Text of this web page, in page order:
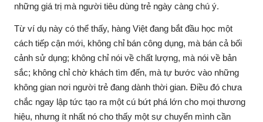
những giá trị mà người tiêu dùng trẻ ngày càng chú ý.
Từ ví dụ này có thể thấy, hàng Việt đang bắt đầu học một
cách tiếp cận mới, không chỉ bán công dụng, mà bán cả bối
cảnh sử dụng; không chỉ nói về chất lượng, mà nói về bản
sắc; không chỉ chờ khách tìm đến, mà tự bước vào những
không gian nơi người trẻ đang dành thời gian. Điều đó chưa
chắc ngay lập tức tạo ra một cú bứt phá lớn cho mọi thương
hiệu, nhưng ít nhất nó cho thấy một sự chuyển mình cần